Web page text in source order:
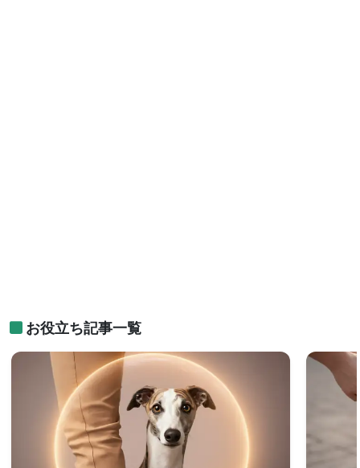
お役立ち記事一覧